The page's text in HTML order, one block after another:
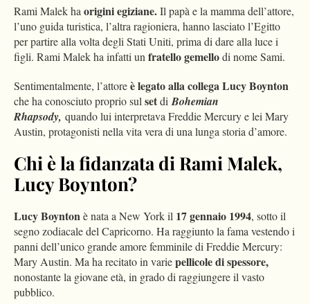
Rami Malek haorigini egiziane.Il papà e la mamma dell’attore,
l’uno guida turistica, l’altra ragioniera, hanno lasciato l’Egitto
per partire alla volta degli Stati Uniti, prima di dare alla luce i
figli. Rami Malek ha infatti unfratello gemellodi nome Sami.
Sentimentalmente, l’attoreè legato alla collega Lucy Boynton
che ha conosciuto proprio sulsetdiBohemian
Rhapsody, quando lui interpretava Freddie Mercury e lei Mary
Austin, protagonisti nella vita vera di una lunga storia d’amore.
Chi è la fidanzata di Rami Malek,
Lucy Boynton?
Lucy Boyntonè nata a New York il 17 gennaio 1994, sotto il
segno zodiacale del Capricorno. Ha raggiunto la fama vestendo i
panni dell’unico grande amore femminile di Freddie Mercury:
Mary Austin. Ma ha recitato in variepellicole di spessore,
nonostante la giovane età, in grado di raggiungere il vasto
pubblico.